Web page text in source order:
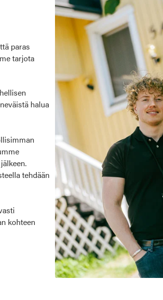
paras
tarjota
halua
tehdään
kohteen